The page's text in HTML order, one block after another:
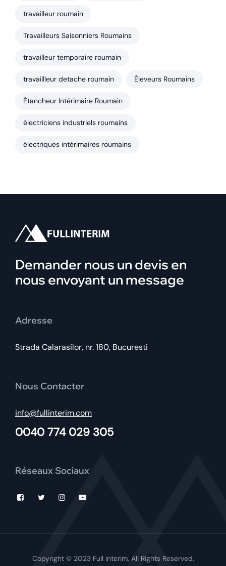
travailleur roumain
Travailleurs Saisonniers Roumains
travailleur temporaire roumain
travaillleur detache roumain Éleveurs Roumains
Étancheur Intérimaire Roumain
électriciens industriels roumains
électriques intérimaires roumains
Demander nous un devis en
nous envoyant un message
Adresse
Strada Calarasilor, nr. 180, Bucuresti
Nous Contacter
0040 774 029 305
info@fullinterim.com
Réseaux Sociaux
Copyright © 2023 Full interim, All Rights Reserved.